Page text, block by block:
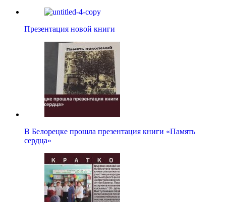
Презентация новой книги
В Белорецке прошла презентация книги «Память
сердца»